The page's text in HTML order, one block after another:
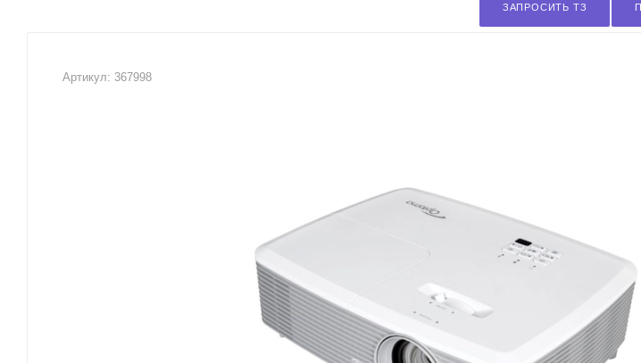
ЗАПРОСИТЬ ТЗ
Артикул: 367998